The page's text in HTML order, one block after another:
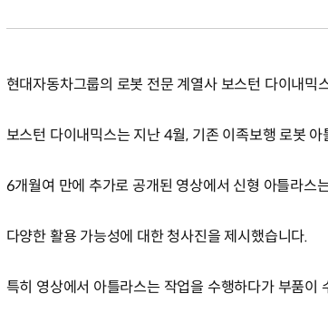
현대자동차그룹의 로봇 전문 계열사 보스턴 다이내
보스턴 다이내믹스는 지난 4월, 기존 이족보행 로봇
6개월여 만에 추가로 공개된 영상에서 신형 아틀라스
다양한 활용 가능성에 대한 청사진을 제시했습니다.
특히 영상에서 아틀라스는 작업을 수행하다가 부품이